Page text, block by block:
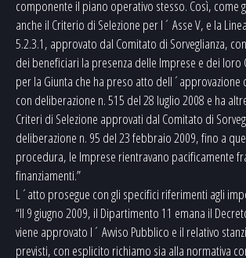
componente il piano operativo stesso. Così, come
anche il Criterio di Selezione per l´ Asse V, e la
5.2.3.1, approvato dal Comitato di Sorveglianza,
dei beneficiari la presenza delle Imprese e dei loro
per la Giunta che ha preso atto dell´approvazione
con deliberazione n. 515 del 28 luglio 2008 e ha
Criteri di Selezione approvati dal Comitato di
deliberazione n. 95 del 23 febbraio 2009, fino a
procedura, le Imprese rientravano pacificamente
finanziamenti.”
L´atto prosegue con gli specifici riferimenti agli
“Il 9 giugno 2009, il Dipartimento 11 emana il
viene approvato l´ Avviso Pubblico e il relativo
previsti, con esplicito richiamo sia alla normativa